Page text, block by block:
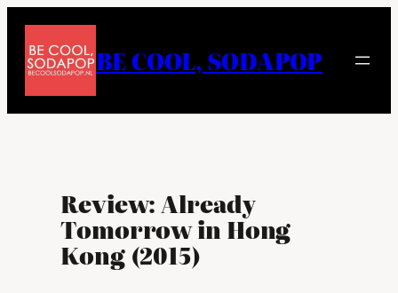
naar
inhoud
BE COOL, SODAPOP
Review: Already
Tomorrow in Hong
Kong (2015)